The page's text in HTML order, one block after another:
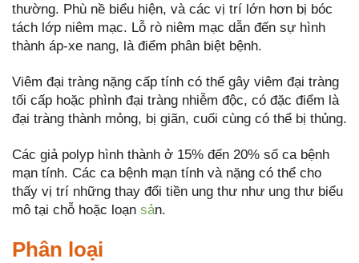
thường. Phù nề biểu hiện, và các vị trí lớn hơn bị bóc
tách lớp niêm mạc. Lỗ rò niêm mạc dẫn đến sự hình
thành áp-xe nang, là điểm phân biệt bệnh.
Viêm đại tràng nặng cấp tính có thể gây viêm đại tràng
tối cấp hoặc phình đại tràng nhiễm độc, có đặc điểm là
đại tràng thành mỏng, bị giãn, cuối cùng có thể bị thủng.
Các giả polyp hình thành ở 15% đến 20% số ca bệnh
mạn tính. Các ca bệnh mạn tính và nặng có thể cho
thấy vị trí những thay đổi tiền ung thư như ung thư biểu
mô tại chỗ hoặc loạn sản.
Phân loại